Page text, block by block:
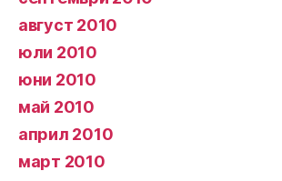
август 2010
юли 2010
юни 2010
май 2010
април 2010
март 2010